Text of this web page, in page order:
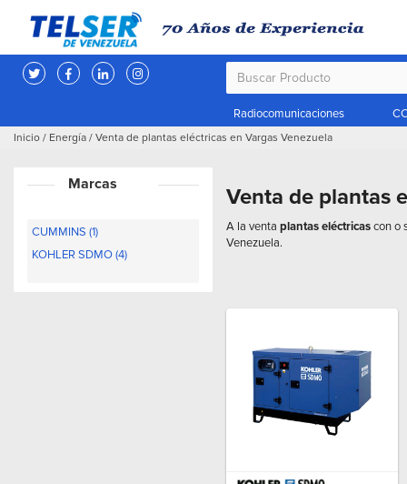
Radiocomunicaciones
Inicio / Energía / Venta de plantas eléctricas en Vargas Venezuela
Marcas
CUMMINS (1)
KOHLER SDMO (4)
Venta de plantas
A la venta plantas eléctricascon o
Venezuela.